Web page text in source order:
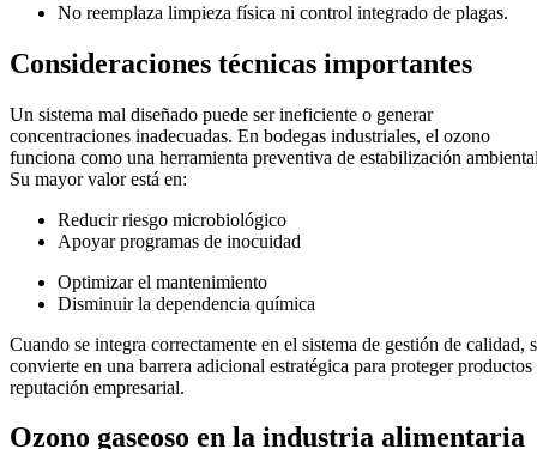
No reemplaza limpieza física ni control integrado de plagas.
Consideraciones técnicas importantes
Un sistema mal diseñado puede ser ineficiente o generar
concentraciones inadecuadas. En bodegas industriales, el ozono
funciona como una herramienta preventiva de estabilización
Su mayor valor está en:
Reducir riesgo microbiológico
Apoyar programas de inocuidad
Optimizar el mantenimiento
Disminuir la dependencia química
Cuando se integra correctamente en el sistema de gestión de calidad,
convierte en una barrera adicional estratégica para proteger productos
reputación empresarial.
Ozono gaseoso en la industria alimentaria